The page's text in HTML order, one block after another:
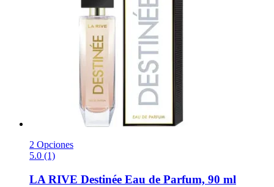
2 Opciones
5.0 (1)
LA RIVE Destinée Eau de Parfum, 90 ml